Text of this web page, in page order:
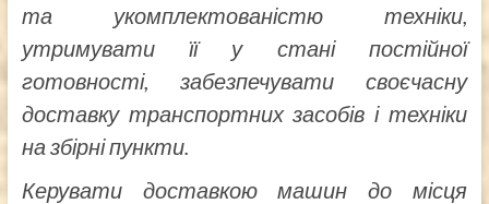
та укомплектованістю техніки,
утримувати її у стані постійної
готовності, забезпечувати своєчасну
доставку транспортних засобів і техніки
на збірні пункти.
Керувати доставкою машин до місця